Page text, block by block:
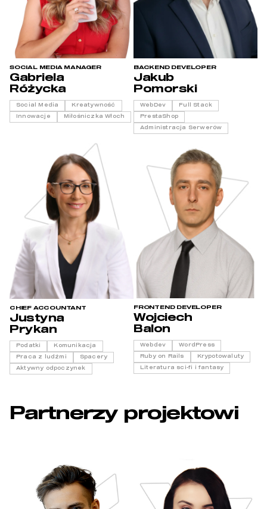
SOCIAL MEDIA MANAGER
Gabriela
Różycka
Social Media Kreatywność
Innowacje Miłośniczka Włoch
BACKEND DEVELOPER
Jakub
Pomorski
WebDev Full Stack
PrestaShop
Administracja Serwerów
CHIEF ACCOUNTANT
Justyna
Prykan
Podatki Komunikacja
Praca z ludźmi Spacery
Aktywny odpoczynek
FRONTEND DEVELOPER
Wojciech
Balon
Webdev WordPress
Ruby on Rails Krypotowaluty
Literatura sci-fi i fantasy
Partnerzy projektowi